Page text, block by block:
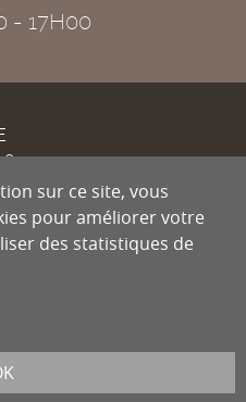
- 17H00
8
sur ce site, vous
pour améliorer votre
des statistiques de